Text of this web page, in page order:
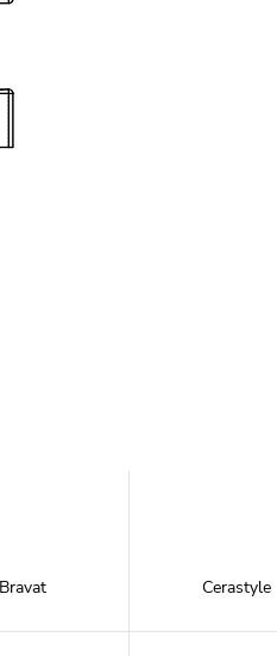
Bravat Cerastyle